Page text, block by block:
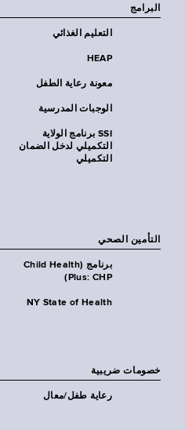
البرامج
التعليم الغذائي
HEAP
معونة رعاية الطفل
الوجبات المدرسية
SSI برنامج الولاية
التكميلي لدخل الضمان
التكميلي
التأمين الصحي
برنامج (Child Health
Plus: CHP)
NY State of Health
خصومات ضريبية
رعاية طفل/معال